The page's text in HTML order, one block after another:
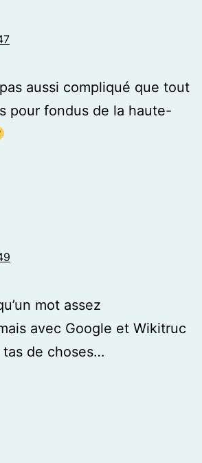
aussi compliqué que tout
pour fondus de la haute-
mot assez
avec Google et Wikitruc
de choses…